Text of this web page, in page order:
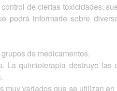
de ciertas toxicidades,
podrá informarle sobre
de medicamentos.
quimioterapia destruye las
muy variados que se utilizan